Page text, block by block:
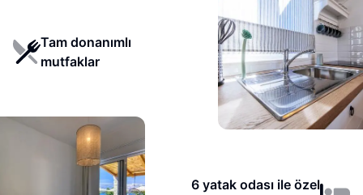
Tam donanımlı
mutfaklar
6 yatak odası ile özel